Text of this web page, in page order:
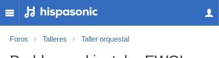
Foros Talleres Taller orquestal